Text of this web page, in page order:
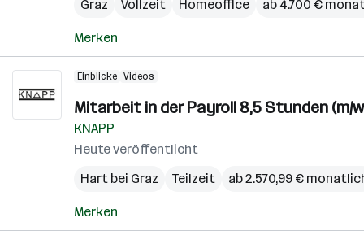
Graz
Vollzeit Homeoffice ab 4.700 €
Merken
Einblicke Videos
Mitarbeit in der Payroll 8,5 Stunden (m/
KNAPP
Heute veröffentlicht
Hart bei Graz
Teilzeit ab 2.570,99 €
Merken